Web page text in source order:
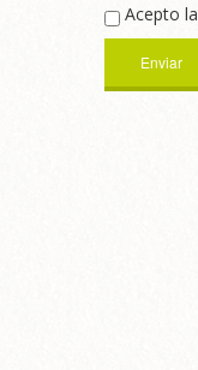
Acepto la